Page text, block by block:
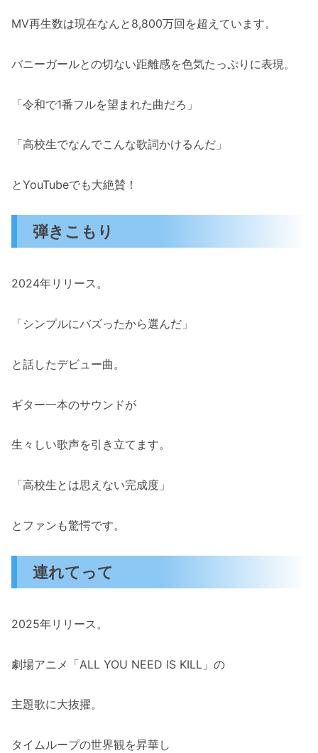
MV再生数は現在なんと8,800万回を超えています。
バニーガールとの切ない距離感を色気たっぷりに表現。
「令和で1番フルを望まれた曲だろ」
「高校生でなんでこんな歌詞かけるんだ」
とYouTubeでも大絶賛！
弾きこもり
2024年リリース。
「シンプルにバズったから選んだ」
と話したデビュー曲。
ギター一本のサウンドが
生々しい歌声を引き立てます。
「高校生とは思えない完成度」
とファンも驚愕です。
連れてって
2025年リリース。
劇場アニメ「ALL YOU NEED IS KILL」の
主題歌に大抜擢。
タイムループの世界観を昇華し